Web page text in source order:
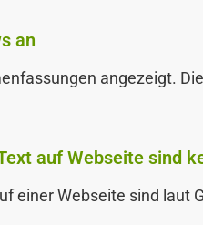
an
angezeigt.
auf Webseite sind
einer Webseite sind laut